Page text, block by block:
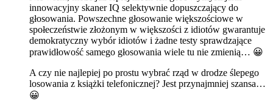
innowacyjny skaner IQ selektywnie dopuszczający do
głosowania. Powszechne głosowanie większościowe w
społeczeństwie złożonym w większości z idiotów gwarantuje
demokratyczny wybór idiotów i żadne testy sprawdzające
prawidłowość samego głosowania wiele tu nie zmienią… 😀
A czy nie najlepiej po prostu wybrać rząd w drodze ślepego
losowania z książki telefonicznej? Jest przynajmniej szansa…
😀